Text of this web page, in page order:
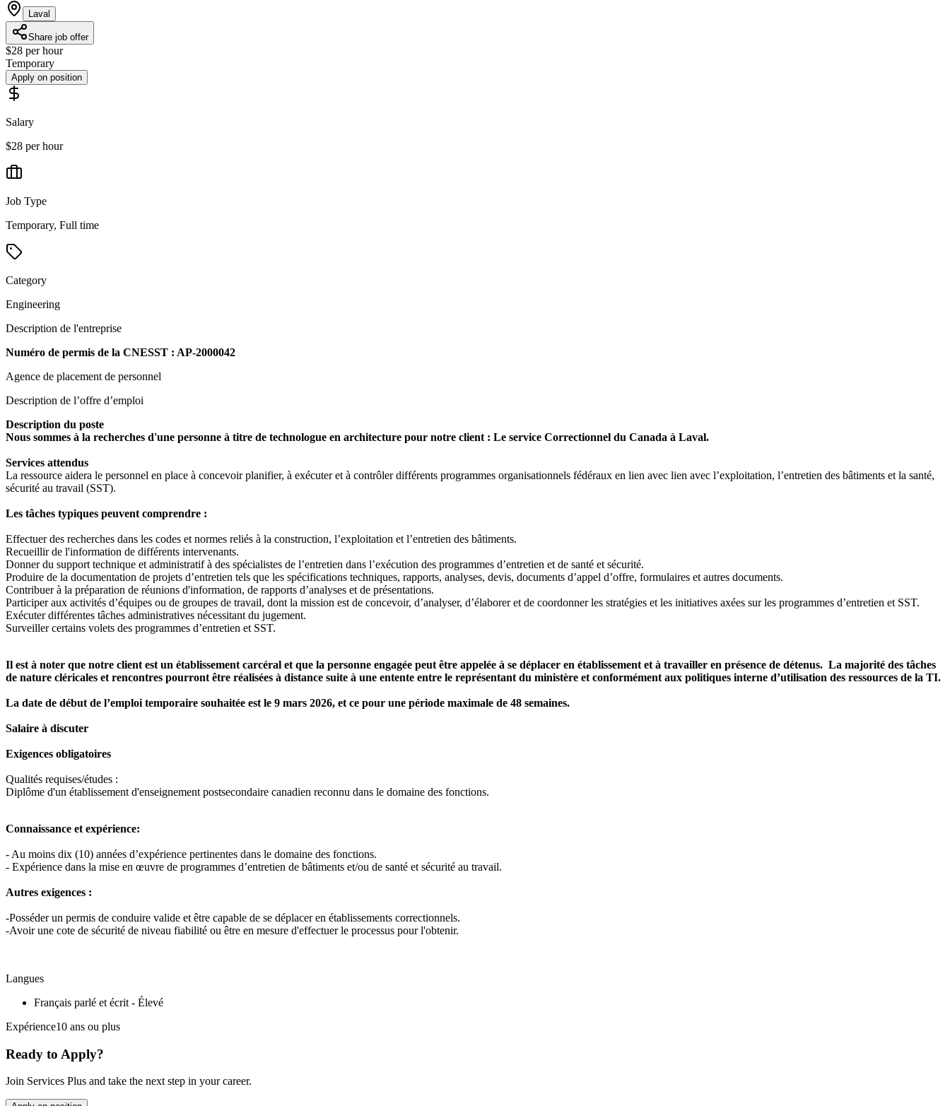
Laval
Share job offer
$28 per hour
Temporary
Apply on position
Salary
$28 per hour
Job Type
Temporary, Full time
Category
Engineering
Description de l'entreprise
Numéro de permis de la CNESST : AP-2000042
Agence de placement de personnel
Description de l’offre d’emploi
Description du poste
Nous sommes à la recherches d'une personne à titre de technologue en architecture pour notre client : Le service Correctionnel du Canada à Laval.
Services attendus
La ressource aidera le personnel en place à concevoir planifier, à exécuter et à contrôler différents programmes organisationnels fédéraux en lien avec lien avec l’exploitation, l’entretien des bâtiments et la santé,
sécurité au travail (SST).
Les tâches typiques peuvent comprendre :
Effectuer des recherches dans les codes et normes reliés à la construction, l’exploitation et l’entretien des bâtiments.
Recueillir de l'information de différents intervenants.
Donner du support technique et administratif à des spécialistes de l’entretien dans l’exécution des programmes d’entretien et de santé et sécurité.
Produire de la documentation de projets d’entretien tels que les spécifications techniques, rapports, analyses, devis, documents d’appel d’offre, formulaires et autres documents.
Contribuer à la préparation de réunions d'information, de rapports d’analyses et de présentations.
Participer aux activités d’équipes ou de groupes de travail, dont la mission est de concevoir, d’analyser, d’élaborer et de coordonner les stratégies et les initiatives axées sur les programmes d’entretien et SST.
Exécuter différentes tâches administratives nécessitant du jugement.
Surveiller certains volets des programmes d’entretien et SST.
Il est à noter que notre client est un établissement carcéral et que la personne engagée peut être appelée à se déplacer en établissement et à travailler en présence de détenus. La majorité des tâches
de nature cléricales et rencontres pourront être réalisées à distance suite à une entente entre le représentant du ministère et conformément aux politiques interne d’utilisation des ressources de la TI.
La date de début de l’emploi temporaire souhaitée est le 9 mars 2026, et ce pour une période maximale de 48 semaines.
Salaire à discuter
Exigences obligatoires
Qualités requises/études :
Diplôme d'un établissement d'enseignement postsecondaire canadien reconnu dans le domaine des fonctions.
Connaissance et expérience:
- Au moins dix (10) années d’expérience pertinentes dans le domaine des fonctions.
- Expérience dans la mise en œuvre de programmes d’entretien de bâtiments et/ou de santé et sécurité au travail.
Autres exigences :
-Posséder un permis de conduire valide et être capable de se déplacer en établissements correctionnels.
-Avoir une cote de sécurité de niveau fiabilité ou être en mesure d'effectuer le processus pour l'obtenir.
Langues
Français parlé et écrit - Élevé
Expérience10 ans ou plus
Ready to Apply?
Join Services Plus and take the next step in your career.